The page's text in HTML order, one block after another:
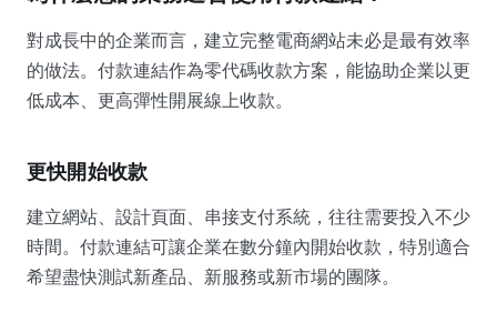
對成長中的企業而言，建立完整電商網站未必是最有效率
的做法。付款連結作為零代碼收款方案，能協助企業以更
低成本、更高彈性開展線上收款。
更快開始收款
建立網站、設計頁面、串接支付系統，往往需要投入不少
時間。付款連結可讓企業在數分鐘內開始收款，特別適合
希望盡快測試新產品、新服務或新市場的團隊。